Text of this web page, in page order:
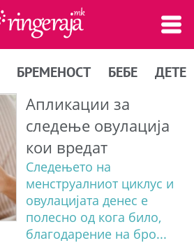
БРЕМЕНОСТ БЕБЕ ДЕТЕ
Апликации за
следење овулација
кои вредат
Следењето на
менструалниот циклус и
овулацијата денес е
полесно од кога било,
благодарение на бро...